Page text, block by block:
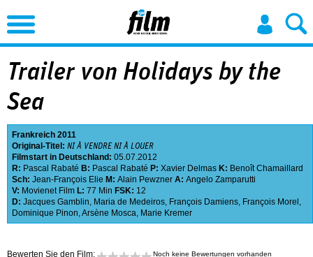
Jump to Navigation
Trailer von Holidays by the
Sea
Frankreich 2011
Original-Titel: NI À VENDRE NI À LOUER
Filmstart in Deutschland: 05.07.2012
R: Pascal Rabaté B: Pascal Rabaté P: Xavier Delmas K: Benoît Chamaillard
Sch: Jean-François Elie M: Alain Pewzner A: Angelo Zamparutti
V: Movienet Film L: 77 Min FSK: 12
D: Jacques Gamblin, Maria de Medeiros, François Damiens, François Morel ,
Dominique Pinon,Arsène Mosca, Marie Kremer
Bewerten Sie den Film: Noch keine Bewertungen vorhanden